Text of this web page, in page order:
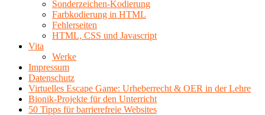
Sonderzeichen-Kodierung
Farbkodierung in HTML
Fehlerseiten
HTML, CSS und Javascript
Vita
Werke
Impressum
Datenschutz
Virtuelles Escape Game: Urheberrecht & OER in der Lehre
Bionik-Projekte für den Unterricht
50 Tipps für barrierefreie Websites